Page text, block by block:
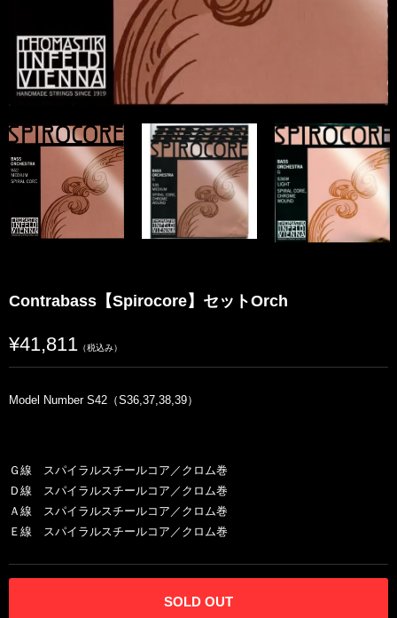
Contrabass【Spirocore】セットOrch
¥41,811 （税込み）
Model Number S42（S36,37,38,39）
Ｇ線 スパイラルスチールコア／クロム巻
Ｄ線 スパイラルスチールコア／クロム巻
Ａ線 スパイラルスチールコア／クロム巻
Ｅ線 スパイラルスチールコア／クロム巻
SOLD OUT